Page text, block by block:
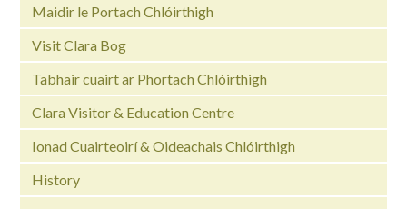
Maidir le Portach Chlóirthigh
Visit Clara Bog
Tabhair cuairt ar Phortach Chlóirthigh
Clara Visitor & Education Centre
Ionad Cuairteoirí & Oideachais Chlóirthigh
History